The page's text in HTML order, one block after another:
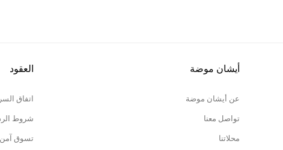
أيشان موضة
عن أيشان موضة
تواصل معنا
محلاتنا
العقود
اتفاق
شروط
تسوق آمن